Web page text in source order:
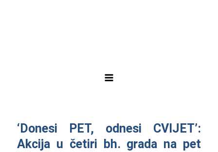
‘Donesi PET, odnesi CVIJET’:
Akcija u četiri bh. grada na pet